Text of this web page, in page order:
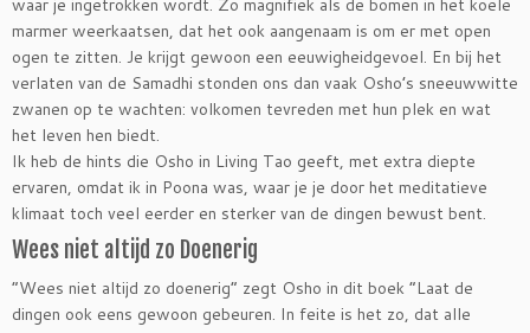
waar je ingetrokken wordt. Zo magnifiek als de bomen in het koele
marmer weerkaatsen, dat het ook aangenaam is om er met open
ogen te zitten. Je krijgt gewoon een eeuwigheidgevoel. En bij het
verlaten van de Samadhi stonden ons dan vaak Osho’s sneeuwwitte
zwanen op te wachten: volkomen tevreden met hun plek en wat
het leven hen biedt.
Ik heb de hints die Osho in Living Tao geeft, met extra diepte
ervaren, omdat ik in Poona was, waar je je door het meditatieve
klimaat toch veel eerder en sterker van de dingen bewust bent.
Wees niet altijd zo Doenerig
“Wees niet altijd zo doenerig” zegt Osho in dit boek “Laat de
dingen ook eens gewoon gebeuren. In feite is het zo, dat alle